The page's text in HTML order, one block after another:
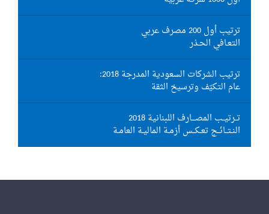
ترتيب أول 200 مصرف عربي
التعـافي الحـذر
ترتيب الشركات السعودية المدرجة 2018:
عام التكيّف وترسيخ الثقة
تــرتيــب المصـــارف اللبنانية 2018
النـتــائــج تعـكــس أزمـة الماليـة العامـة